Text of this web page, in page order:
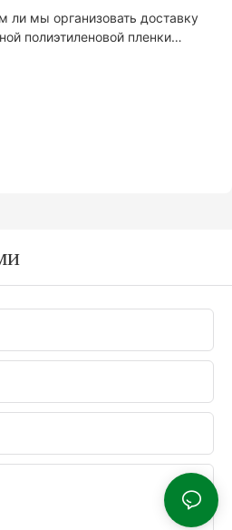
ли мы организовать доставку
полиэтиленовой пленки